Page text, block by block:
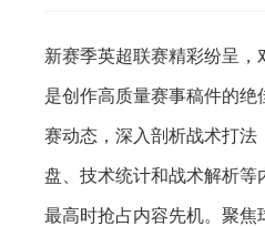
新赛季英超联赛精彩纷呈，
是创作高质量赛事稿件的绝
赛动态，深入剖析战术打法
盘、技术统计和战术解析等
最高时抢占内容先机。聚焦